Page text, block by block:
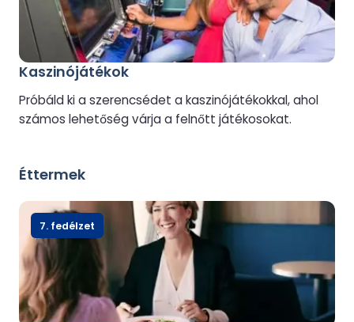
Kaszinójátékok
Próbáld ki a szerencsédet a kaszinójátékokkal, ahol
számos lehetőség várja a felnőtt játékosokat.
Éttermek
7. fedélzet